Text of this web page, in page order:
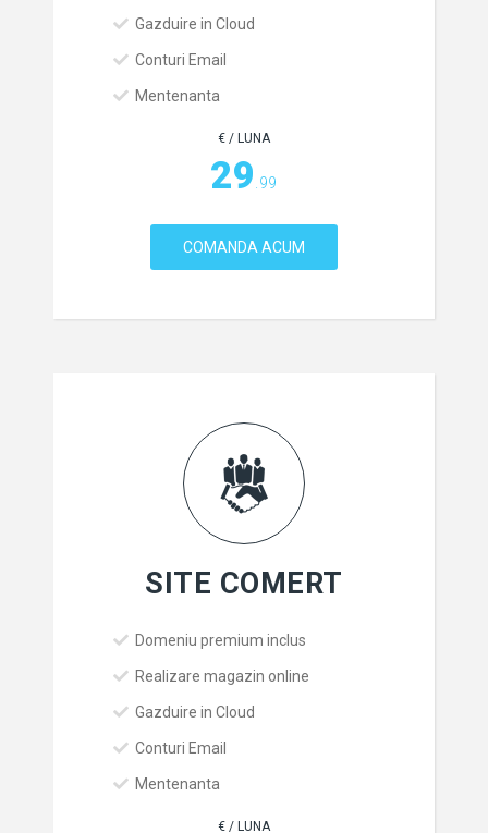
Gazduire in Cloud
Conturi Email
Mentenanta
€ / LUNA
29 .99
COMANDA ACUM
SITE COMERT
Domeniu premium inclus
Realizare magazin online
Gazduire in Cloud
Conturi Email
Mentenanta
€ / LUNA